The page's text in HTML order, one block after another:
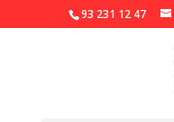
93 231 12 47